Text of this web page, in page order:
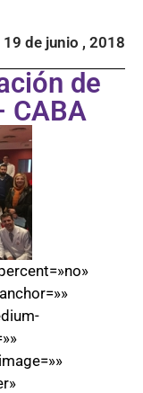
19 de junio , 2018
de
CABA